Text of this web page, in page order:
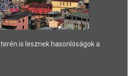
is lesznek hasonlóságok a